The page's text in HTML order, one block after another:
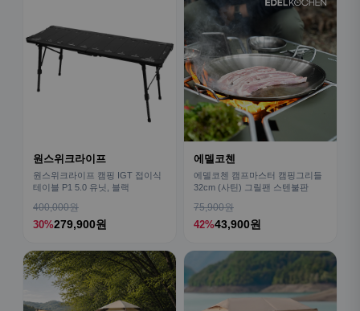
원스위크라이프
원스위크라이프 캠핑 IGT 접이식
테이블 P1 5.0 유닛, 블랙
400,000원
30%279,900원
에델코첸
에델코첸 캠프마스터 캠핑그리들
32cm (사틴) 그릴팬 스텐불판
75,900원
42%43,900원